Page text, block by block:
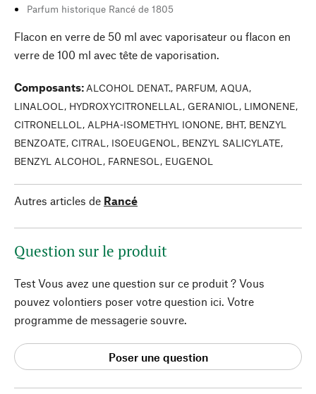
Parfum historique Rancé de 1805
Flacon en verre de 50 ml avec vaporisateur ou flacon en
verre de 100 ml avec tête de vaporisation.
Composants: ALCOHOL DENAT., PARFUM, AQUA,
LINALOOL, HYDROXYCITRONELLAL, GERANIOL, LIMONENE,
CITRONELLOL, ALPHA-ISOMETHYL IONONE, BHT, BENZYL
BENZOATE, CITRAL, ISOEUGENOL, BENZYL SALICYLATE,
BENZYL ALCOHOL, FARNESOL, EUGENOL
Autres articles de Rancé
Question sur le produit
Test Vous avez une question sur ce produit ? Vous
pouvez volontiers poser votre question ici. Votre
programme de messagerie souvre.
Poser une question